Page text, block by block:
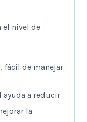
el nivel de
, fácil de manejar
ayuda a reducir
la